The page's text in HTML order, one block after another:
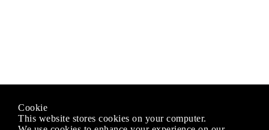
Cookie
This website stores cookies on your computer.